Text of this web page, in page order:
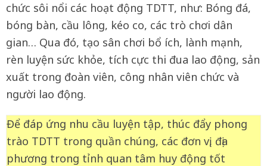
chức sôi nổi các hoạt động TDTT, như: Bóng đá,
bóng bàn, cầu lông, kéo co, các trò chơi dân
gian… Qua đó, tạo sân chơi bổ ích, lành mạnh,
rèn luyện sức khỏe, tích cực thi đua lao động, sản
xuất trong đoàn viên, công nhân viên chức và
người lao động.
Để đáp ứng nhu cầu luyện tập, thúc đẩy phong
trào TDTT trong quần chúng, các đơn vị, địa
phương trong tỉnh quan tâm huy động tốt